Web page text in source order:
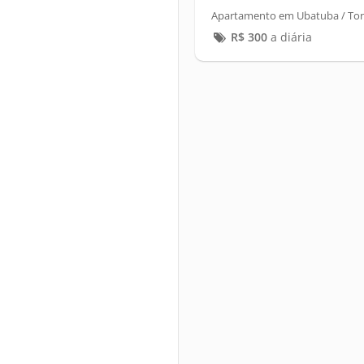
Apartamento em Ubatuba /
R$ 300a diária